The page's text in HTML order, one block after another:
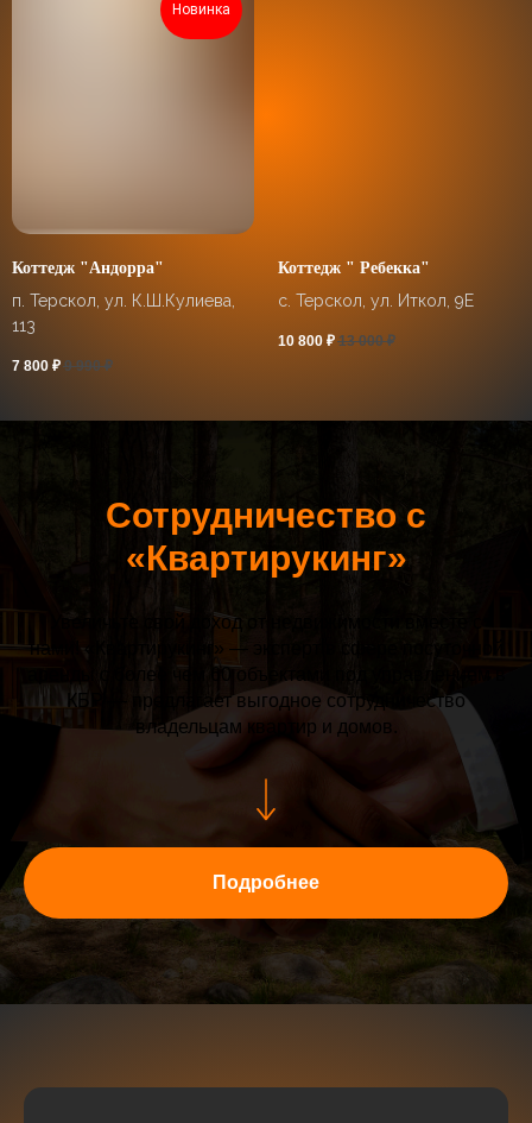
Новинка
Коттедж "Андорра"
п. Терскол, ул. К.Ш.Кулиева,
113
7 800 ₽ 9 990 ₽
Коттедж " Ребекка"
с. Терскол, ул. Иткол, 9Е
10 800 ₽ 13 000 ₽
Сотрудничество с
«Квартирукинг»
Увеличьте свой доход от недвижимости вместе с
нами! «Квартирукинг» — эксперт в сфере посуточной
аренды с более чем 60 объектами под управлением в
КБР — предлагает выгодное сотрудничество
владельцам квартир и домов.
Подробнее